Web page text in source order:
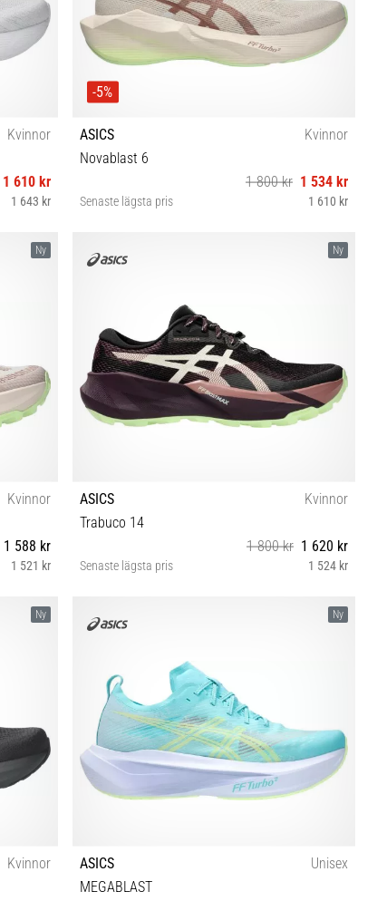
Kvinnor
1 610 kr
1 643 kr
43½
-5%
ASICS
Kvinnor
Novablast 6
1 800 kr 1 534 kr
Senaste lägsta pris 1 610 kr
36 37 37½ 38 39 39½ 40 40½ 41½ 42 42½ 43½
Ny
Kvinnor
1 588 kr
1 521 kr
Ny
ASICS
Kvinnor
Trabuco 14
1 800 kr 1 620 kr
Senaste lägsta pris 1 524 kr
Ny
Kvinnor
Ny
ASICS
Unisex
MEGABLAST